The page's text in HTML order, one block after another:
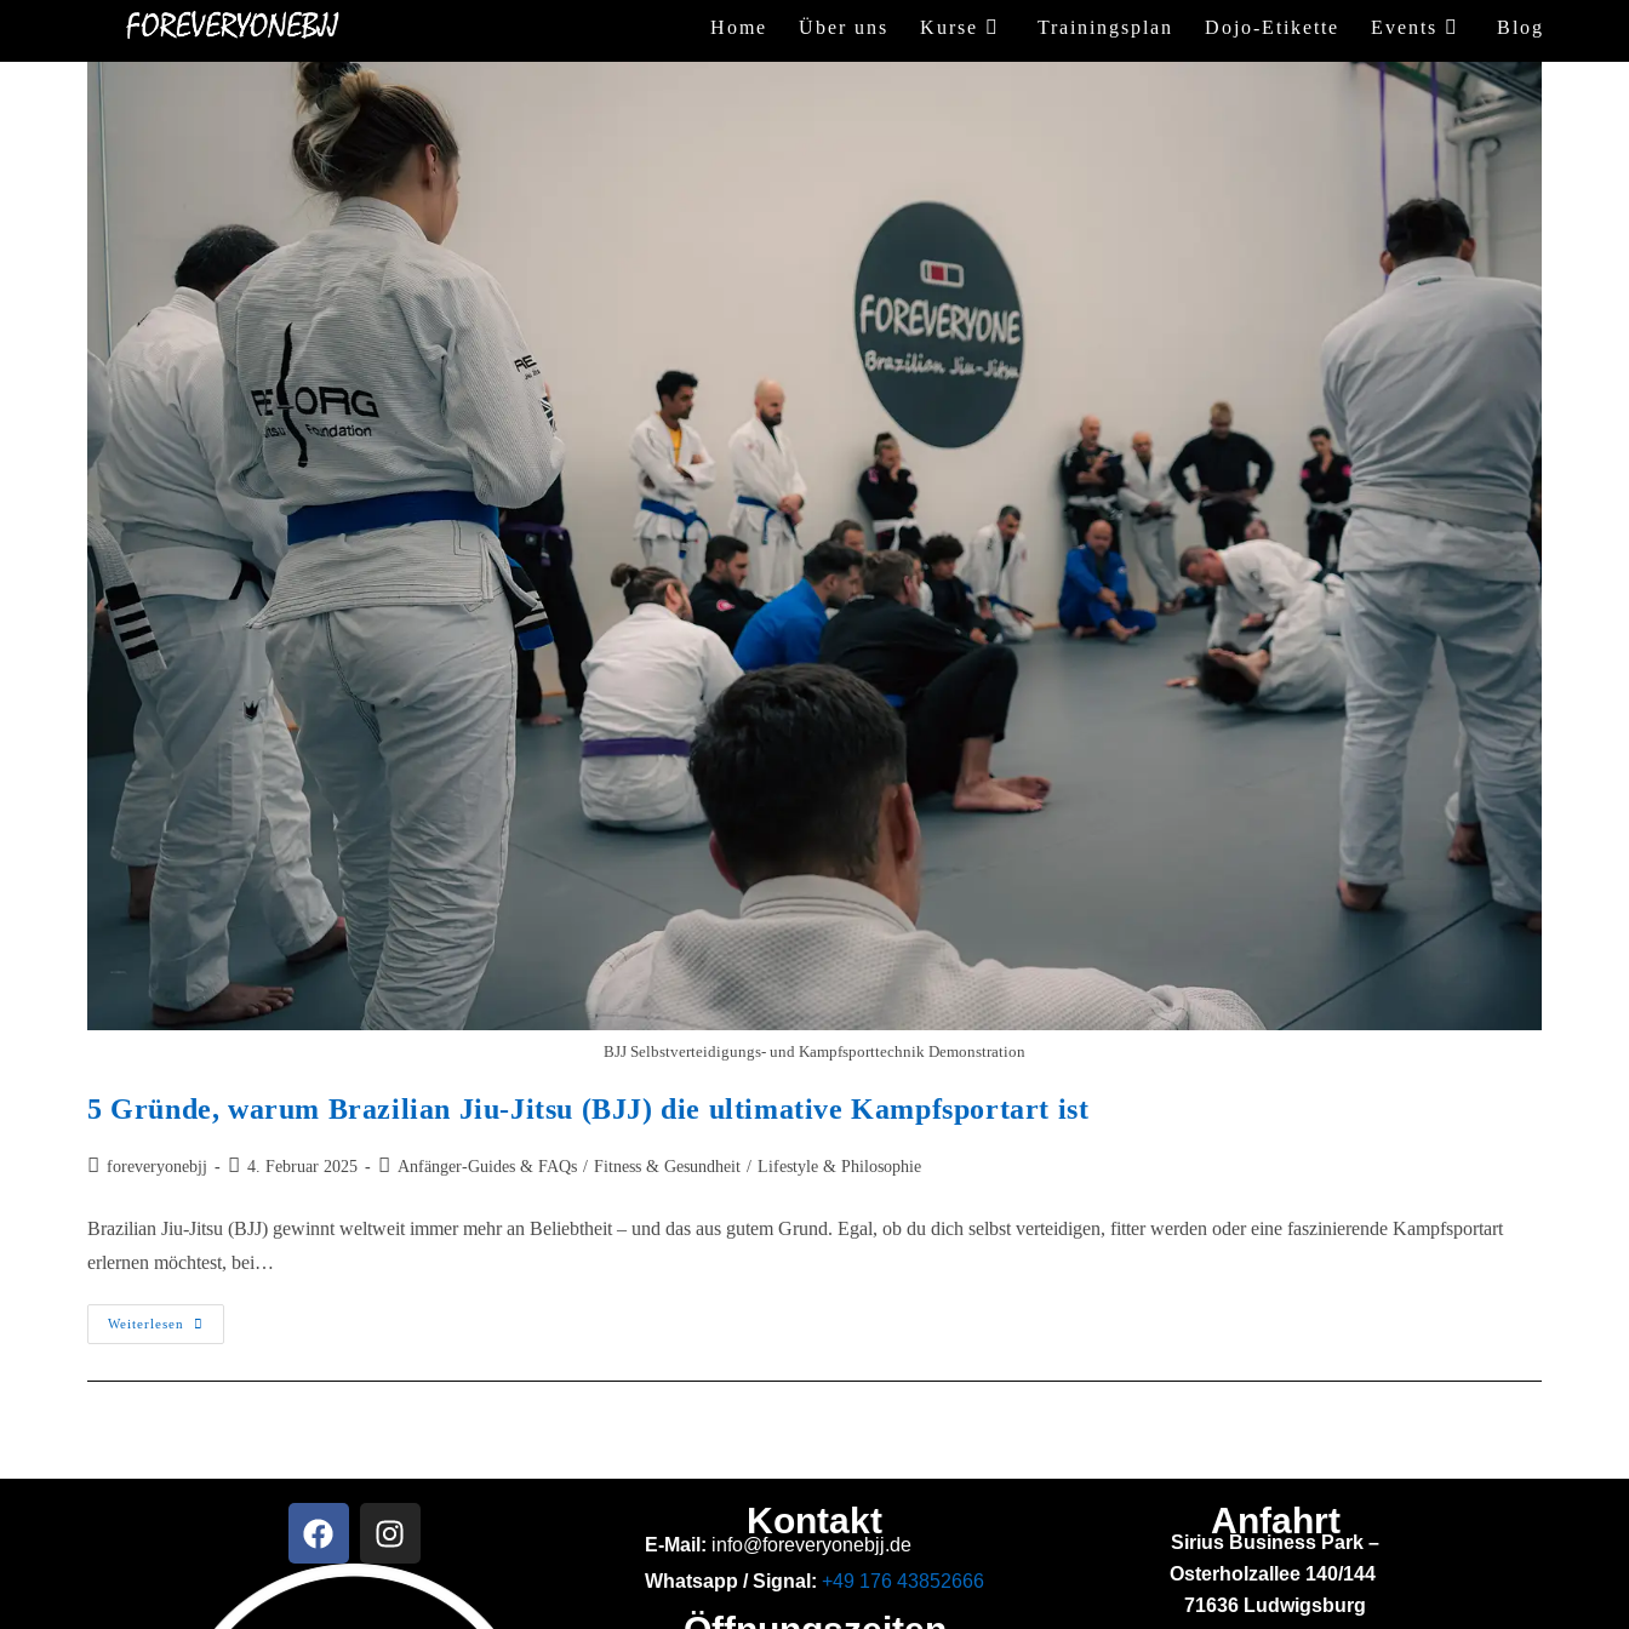
Home Über uns Kurse Trainingsplan Dojo-Etikette Events Blog
BJJ Selbstverteidigungs- und Kampfsporttechnik Demonstration
5 Gründe, warum Brazilian Jiu-Jitsu (BJJ) die ultimative Kampfsportart ist
foreveryonebjj 4. Februar 2025 Anfänger-Guides & FAQs / Fitness & Gesundheit / Lifestyle & Philosophie
Brazilian Jiu-Jitsu (BJJ) gewinnt weltweit immer mehr an Beliebtheit – und das aus gutem Grund. Egal, ob du dich selbst verteidigen, fitter werden oder eine faszinierende Kampfsportart
erlernen möchtest, bei…
Weiterlesen
Kontakt
E-Mail: info@foreveryonebjj.de
Whatsapp / Signal: +49 176 43852666
Anfahrt
Sirius Business Park –
Osterholzallee 140/144
71636 Ludwigsburg